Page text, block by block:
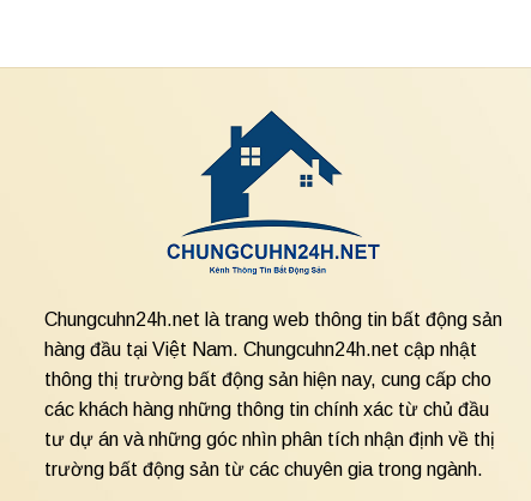
Chungcuhn24h.net là trang web thông tin bất động sản
hàng đầu tại Việt Nam. Chungcuhn24h.net cập nhật
thông thị trường bất động sản hiện nay, cung cấp cho
các khách hàng những thông tin chính xác từ chủ đầu
tư dự án và những góc nhìn phân tích nhận định về thị
trường bất động sản từ các chuyên gia trong ngành.